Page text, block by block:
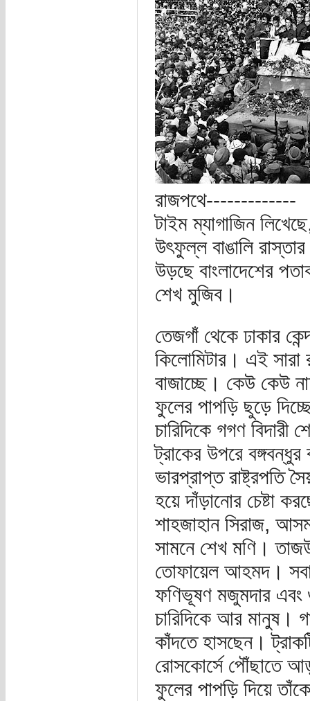
রাজপথে-------------
টাইম ম্যাগাজিন
উৎফুল্ল বাঙালি
উড়ছে বাংলাদেশের
শেখ মুজিব।
তেজগাঁ থেকে ঢাকার
কিলোমিটার। এই
বাজাচ্ছে। কেউ কেউ
ফুলের পাপড়ি ছুড়ে
চারিদিকে গগণ
ট্রাকের উপরে বঙ্গবন্ধুর
ভারপ্রাপ্ত রাষ্ট্রপতি
হয়ে দাঁড়ানোর চেষ্টা
শাহজাহান সিরাজ,
সামনে শেখ মণি।
তোফায়েল আহমদ।
ফণিভূষণ মজুমদার
চারিদিকে আর মানুষ।
কাঁদতে হাসছেন।
রোসকোর্সে পৌঁছাতে
ফুলের পাপড়ি দিয়ে